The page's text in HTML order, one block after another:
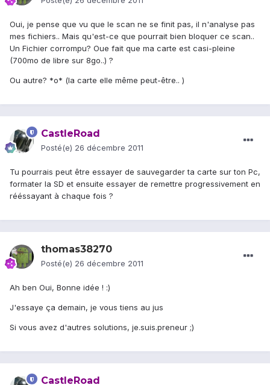
Oui, je pense que vu que le scan ne se finit pas, il n'analyse pas
mes fichiers.. Mais qu'est-ce que pourrait bien bloquer ce scan..
Un Fichier corrompu? Oue fait que ma carte est casi-pleine
(700mo de libre sur 8go..) ?
Ou autre? *o* (la carte elle même peut-être.. )
CastleRoad
Posté(e) 26 décembre 2011
Tu pourrais peut être essayer de sauvegarder ta carte sur ton Pc,
formater la SD et ensuite essayer de remettre progressivement en
rééssayant à chaque fois ?
thomas38270
Posté(e) 26 décembre 2011
Ah ben Oui, Bonne idée ! :)
J'essaye ça demain, je vous tiens au jus
Si vous avez d'autres solutions, je.suis.preneur ;)
CastleRoad